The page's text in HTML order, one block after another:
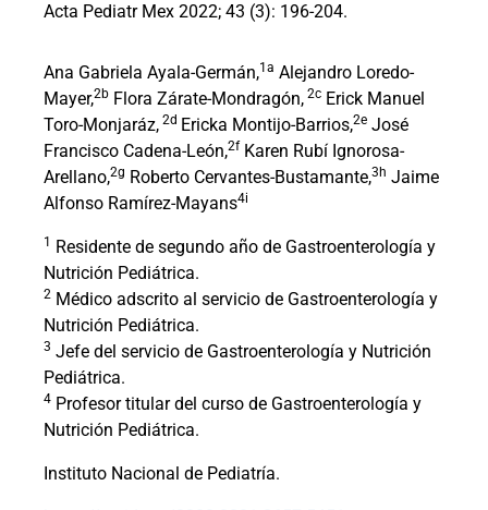
Acta Pediatr Mex 2022; 43 (3): 196-204.
Ana Gabriela Ayala-Germán,1a Alejandro Loredo-
Mayer,2b Flora Zárate-Mondragón, 2c Erick Manuel
Toro-Monjaráz, 2d Ericka Montijo-Barrios,2e José
Francisco Cadena-León,2f Karen Rubí Ignorosa-
Arellano,2g Roberto Cervantes-Bustamante,3h Jaime
Alfonso Ramírez-Mayans4i
1
Residente de segundo año de Gastroenterología y
Nutrición Pediátrica.
2 Médico adscrito al servicio de Gastroenterología y
Nutrición Pediátrica.
3 Jefe del servicio de Gastroenterología y Nutrición
Pediátrica.
4 Profesor titular del curso de Gastroenterología y
Nutrición Pediátrica.
Instituto Nacional de Pediatría.